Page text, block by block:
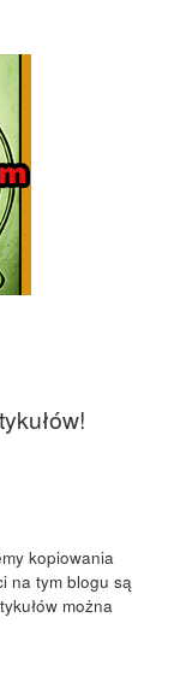
kopiowania
na tym blogu są
można